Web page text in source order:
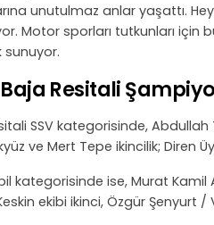
unutulmaz anlar yaşattı.
Motor sporları tutkunları
sunuyor.
Resitali
SSV kategorisinde,
ve Mert Tepe ikincilik; Diren
kategorisinde ise, Murat Kamil
ekibi ikinci, Özgür Şenyurt